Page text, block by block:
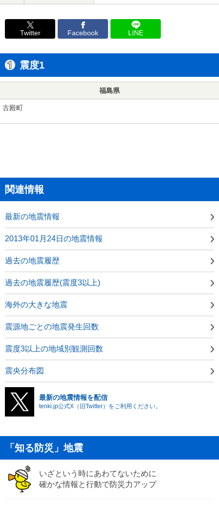
Twitter Facebook LINE
震度1
福島県
古殿町
関連情報
最新の地震情報
2013年01月24日の地震情報
過去の地震履歴
過去の地震履歴(震度3以上)
海外の大きな地震
震源地ごとの地震発生回数
震度3以上の地域別観測回数
震央分布図
最新の地震情報を配信
tenki.jp公式X（旧Twitter）をご利用ください。
「知る防災」地震
いざという時にあわてないために
確かな情報と行動で防災力アップ